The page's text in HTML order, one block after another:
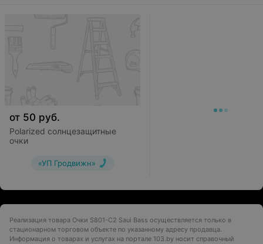
от 50 руб.
Polarized солнцезащитные
очки
«УП Гродвижн»
Реализация товара Очки S801-C2 Saui Bass осуществляется только в
стационарном торговом объекте по указанному адресу продавца.
Информация о товарах и услугах на портале 103.by носит справочный